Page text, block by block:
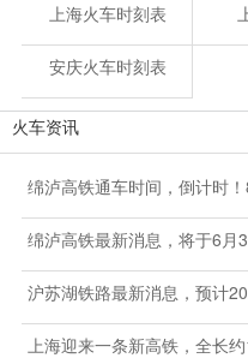
上海火车时刻表
安庆火车时刻表
火车资讯
绵泸高铁通车时间，倒计时
绵泸高铁最新消息，将于6月
沪苏湖铁路最新消息，预计
上海迎来一条新高铁，全长